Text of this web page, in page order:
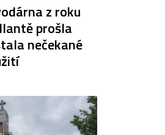
z roku
prošla
nečekané